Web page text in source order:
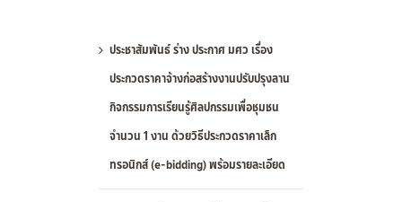
ประชาสัมพันธ์ ร่าง ประกาศ มศว เรื่อง
ประกวดราคาจ้างก่อสร้างงานปรับปรุงลาน
กิจกรรมการเรียนรู้ศิลปกรรมเพื่อชุมชน
จำนวน 1 งาน ด้วยวิธีประกวดราคาเล็ก
ทรอนิกส์ (e-bidding) พร้อมรายละเอียด